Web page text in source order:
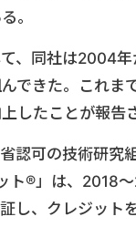
。
、同社は2004
できた。これ
したことが報告
認可の技術研究
ト®」は、2018
し、クレジットを